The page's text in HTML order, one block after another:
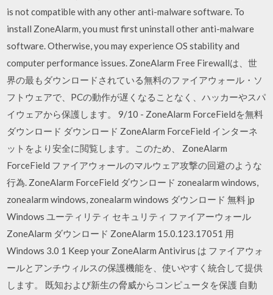
is not compatible with any other anti-malware software. To
install ZoneAlarm, you must first uninstall other anti-malware
software. Otherwise, you may experience OS stability and
computer performance issues. ZoneAlarm Free Firewallは、世
界の最もダウンロードされている無料のファイアウォール・ソ
フトウェアで、PCの動作が遅くなることなく、ハッカーやスパ
イウェアから保護します。 9/10 - ZoneAlarm ForceFieldを無料
ダウンロード ダウンロード ZoneAlarm ForceField インターネ
ットをより安全に閲覧します。このため、 ZoneAlarm
ForceField ファイアウォールのマルウェア攻撃の回避のような
行為. ZoneAlarm ForceField ダウンロード zonealarm windows,
zonealarm windows, zonealarm windows ダウンロード 無料 jp
Windows ユーティリティ セキュリティ ファイアーウォール
ZoneAlarm ダウンロード ZoneAlarm 15.0.123.17051 用
Windows 3.0 1 Keep your ZoneAlarm Antivirus は ファイアウォ
ールとアンチウィルスの保護機能を、使いやすく統合して提供
します。 既知および新生の脅威からコンピュータを保護 自動